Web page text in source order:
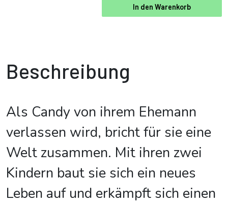
In den Warenkorb
Beschreibung
Als Candy von ihrem Ehemann
verlassen wird, bricht für sie eine
Welt zusammen. Mit ihren zwei
Kindern baut sie sich ein neues
Leben auf und erkämpft sich einen